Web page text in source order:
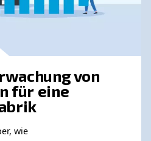
arbeiten, ist eine
wahrscheinlich die beste
sind, welche Lösung für Ihre
Modelle, Größen
führen. Egal, für
profitieren von der neuesten